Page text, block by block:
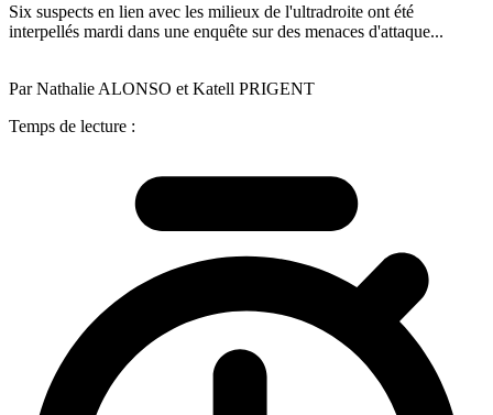
Six suspects en lien avec les milieux de l'ultradroite ont été
interpellés mardi dans une enquête sur des menaces d'attaque...
Par Nathalie ALONSO et Katell PRIGENT
Temps de lecture :